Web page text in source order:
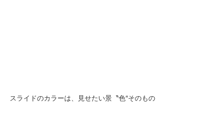
スライドのカラーは、見せたい景〝色″そのもの